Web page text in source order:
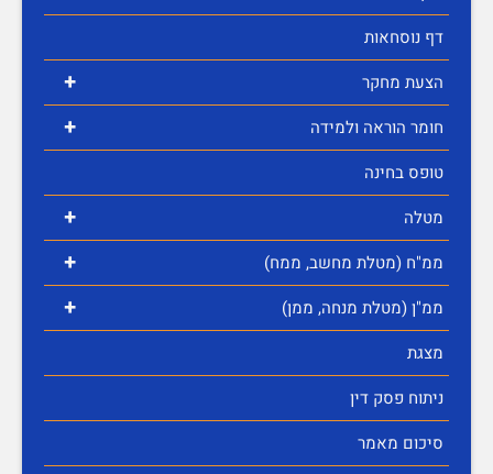
דף נוסחאות
+ הצעת מחקר
+
חומר הוראה ולמידה
טופס בחינה
+ מטלה
+ ממ"ח (מטלת מחשב, ממח)
+
ממ"ן (מטלת מנחה, ממן)
מצגת
ניתוח פסק דין
סיכום מאמר